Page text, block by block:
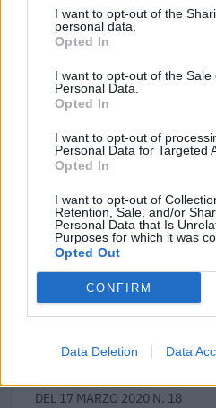
I want to opt-out of the
personal data.
Opted In
I want to opt-out of the Sale
Personal Data.
Opted In
I want to opt-out of
Personal Data for Targeted
Opted In
I want to opt-out of
Retention, Sale, and/or
Personal Data that Is
Purposes for which it was
Opted Out
CONFIRM
Data Deletion Data
Banca del Mezzogiorno
99.113 euro
2020-12-04
GARANZIA DEL FONDO
SPECIALE DI CUI
DEL 17 MARZO 2020 N. 18
Banca del Mezzogiorno
1.142 euro
2020-12-04
GARANZIA DEL FONDO
SPECIALE DI CUI
DEL 17 MARZO 2020 N. 18
Banca del Mezzogiorno
5.812 euro
GARANZIA DEL FONDO
DEL 17 MARZO 2020 N. 18